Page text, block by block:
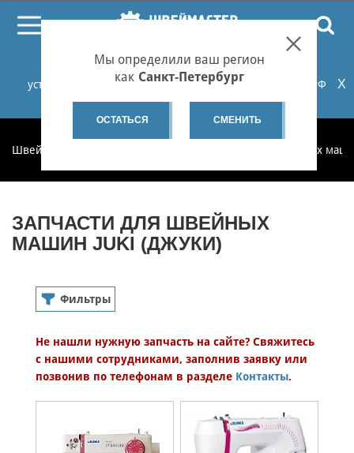
При проблемах с онлайн-оплатой заказов на сайте
установите российские сертификаты НУЦ Минцифры РФ
или используйте Яндекс.Браузер.Подробнее...
X
Мы определили ваш регион
как Санкт-Петербург
ОСТАТЬСЯ СМЕНИТЬ
Швеймастер Запчасти для бытовых швейных
ЗАПЧАСТИ ДЛЯ ШВЕЙНЫХ
МАШИН JUKI (ДЖУКИ)
Фильтры
Запчасти
Категория запчасти
Категория аксессуара
Не нашли нужную запчасть на сайте? Свяжитесь
с нашими сотрудниками, заполнив заявку или
позвонив по телефонам в разделе Контакты.